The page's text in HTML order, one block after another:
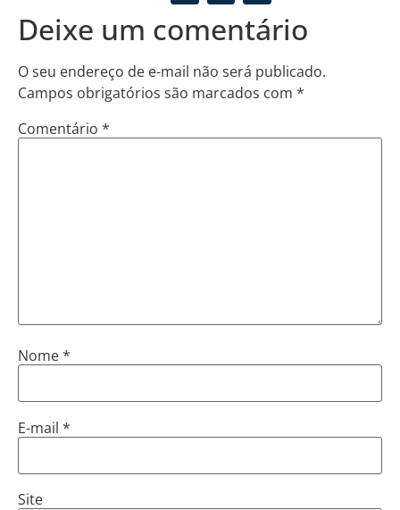
Deixe um comentário
O seu endereço de e-mail não será publicado.
Campos obrigatórios são marcados com *
Comentário *
Nome*
E-mail *
Site